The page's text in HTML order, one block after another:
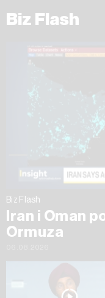
Biz Flash
Biz Flash
Iran i Oman
Ormuza